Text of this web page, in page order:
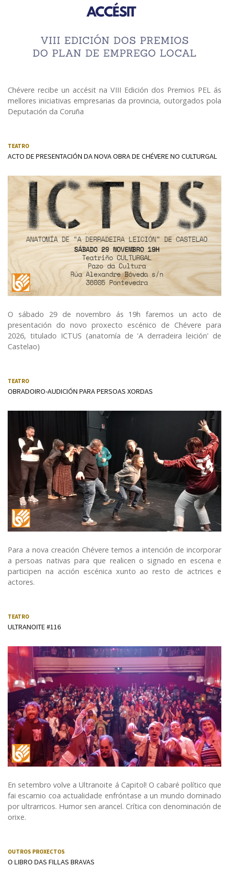
Chévere recibe un accésit na VIII Edición dos Premios PEL ás
mellores iniciativas empresarias da provincia, outorgados pola
Deputación da Coruña
TEATRO
ACTO DE PRESENTACIÓN DA NOVA OBRA DE CHÉVERE NO CULTURGAL
LSE (Lingua de signos española)
O sábado 29 de novembro ás 19h faremos un acto de
presentación do novo proxecto escénico de Chévere para
2026, titulado ICTUS (anatomía de 'A derradeira leición' de
Castelao)
TEATRO
OBRADOIRO-AUDICIÓN PARA PERSOAS XORDAS
LSE (Lingua de signos española)
Para a nova creación Chévere temos a intención de incorporar
a persoas nativas para que realicen o signado en escena e
participen na acción escénica xunto ao resto de actrices e
actores.
TEATRO
ULTRANOITE #116
LSE (Lingua de signos española)
En setembro volve a Ultranoite á Capitol! O cabaré político que
fai escarnio coa actualidade enfróntase a un mundo dominado
por ultrarricos. Humor sen arancel. Crítica con denominación de
orixe.
OUTROS PROXECTOS
O LIBRO DAS FILLAS BRAVAS